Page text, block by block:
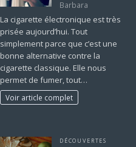
Barbara
La cigarette électronique est très
prisée aujourd’hui. Tout
simplement parce que c’est une
bonne alternative contre la
cigarette classique. Elle nous
permet de fumer, tout…
Voir article complet
DÉCOUVERTES